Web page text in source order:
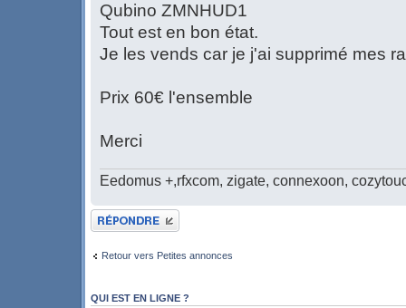
Qubino ZMNHUD1
Tout est en bon état.
Je les vends car je j'ai supprimé mes
Prix 60€ l'ensemble
Merci
Eedomus +,rfxcom, zigate, connexoon,
Publier une réponse
Retour vers Petites annonces
QUI EST EN LIGNE ?